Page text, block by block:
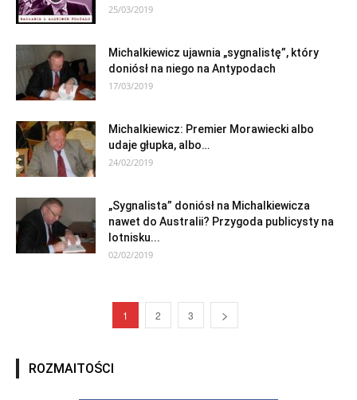
25/03/2019
Michalkiewicz ujawnia „sygnalistę”, który
doniósł na niego na Antypodach
17/03/2019
Michalkiewicz: Premier Morawiecki albo
udaje głupka, albo…
24/02/2019
„Sygnalista” doniósł na Michalkiewicza
nawet do Australii? Przygoda publicysty na
lotnisku...
02/02/2019
1 2 3
ROZMAITOŚCI